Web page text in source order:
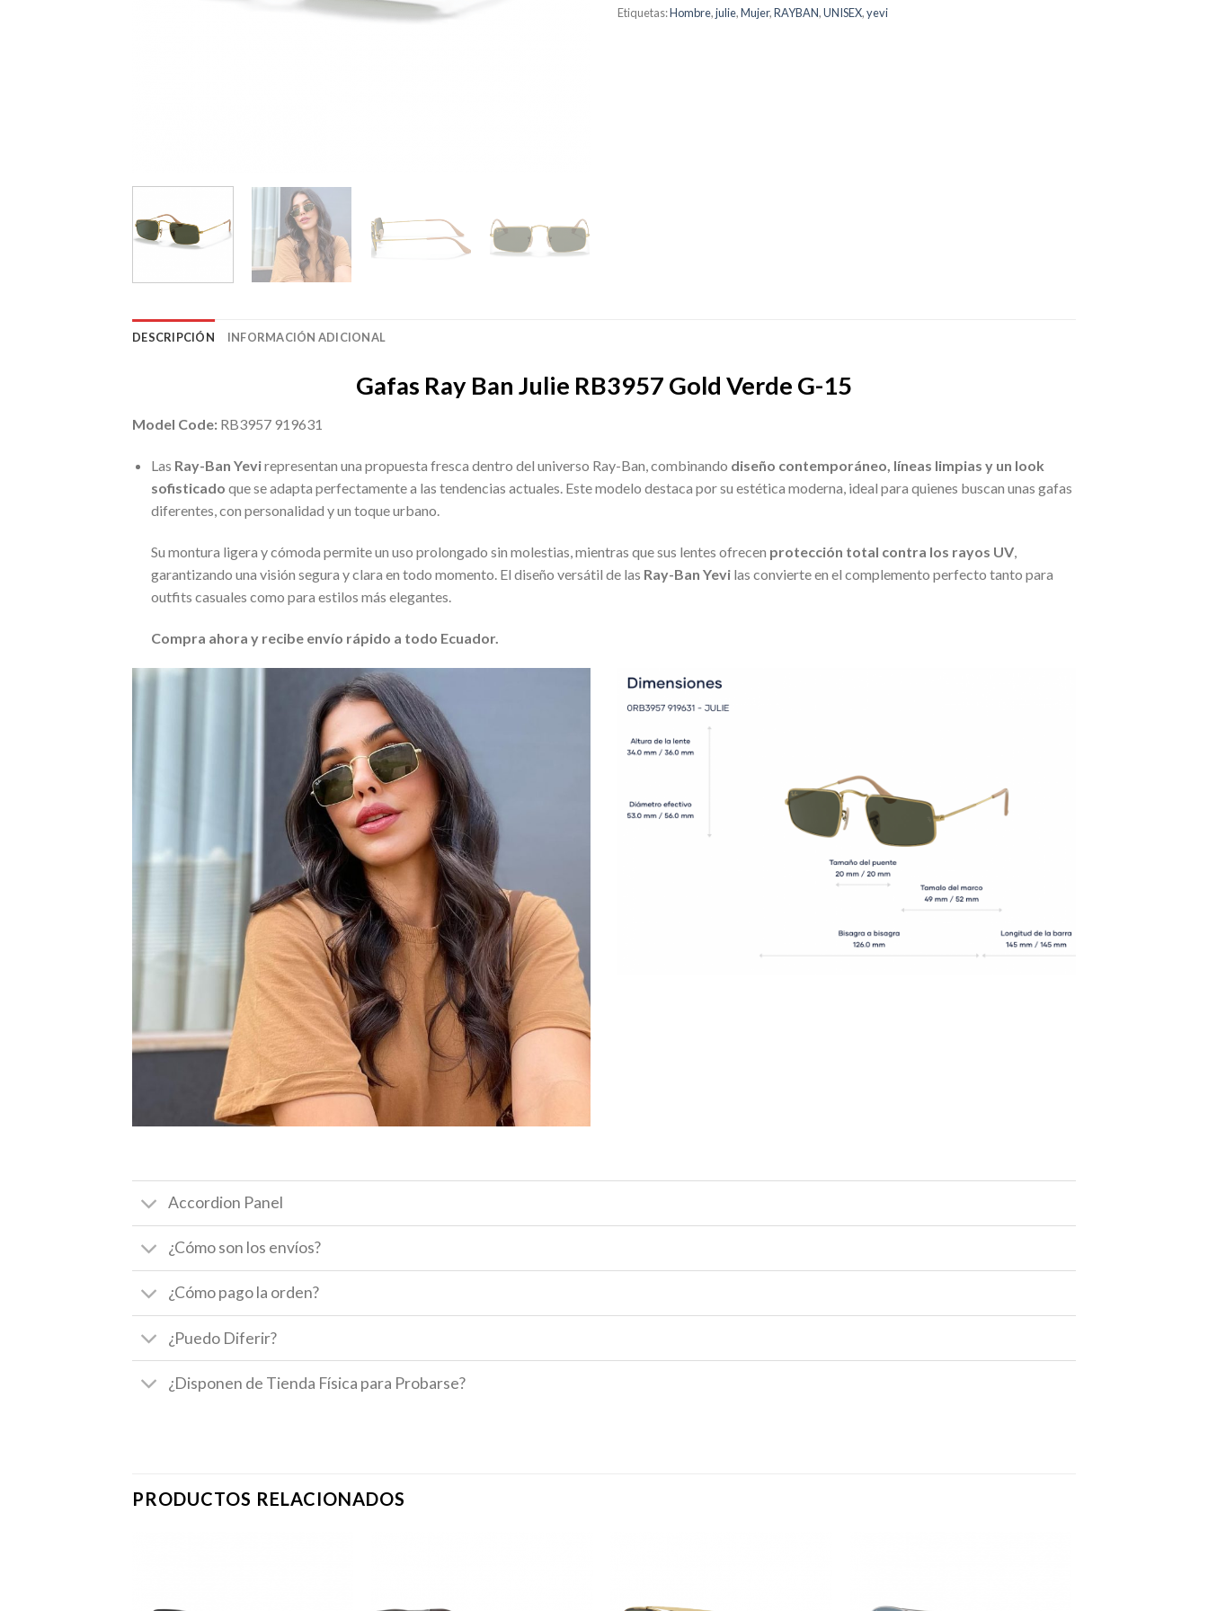
Etiquetas:Hombre,julie,Mujer,RAYBAN,UNISEX,yevi
DESCRIPCIÓN INFORMACIÓN ADICIONAL
Gafas Ray Ban Julie RB3957 Gold Verde G-15
Model Code: RB3957 919631
Las Ray-Ban Yevirepresentan una propuesta fresca dentro del universo Ray-Ban, combinando diseño contemporáneo, líneas limpias y un look
sofisticado que se adapta perfectamente a las tendencias actuales. Este modelo destaca por su estética moderna, ideal para quienes buscan unas gafas
diferentes, con personalidad y un toque urbano.
Su montura ligera y cómoda permite un uso prolongado sin molestias, mientras que sus lentes ofrecen protección total contra los rayos UV,
garantizando una visión segura y clara en todo momento. El diseño versátil de las Ray-Ban Yevilas convierte en el complemento perfecto tanto para
outfits casuales como para estilos más elegantes.
Compra ahora y recibe envío rápido a todo Ecuador.
Accordion Panel
¿Cómo son los envíos?
¿Cómo pago la orden?
¿Puedo Diferir?
¿Disponen de Tienda Física para Probarse?
PRODUCTOS RELACIONADOS